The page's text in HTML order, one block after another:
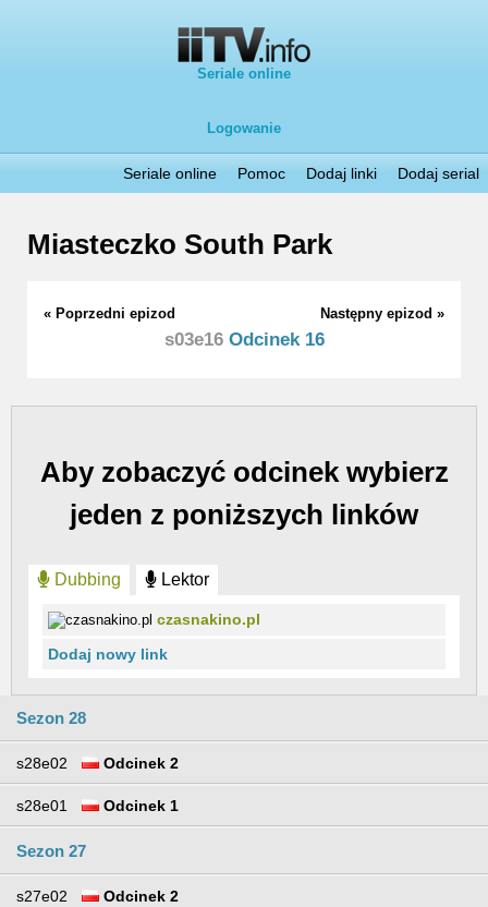
Seriale online
Logowanie
Seriale online Pomoc Dodaj linki Dodaj serial
Miasteczko South Park
« Poprzedni epizod Następny epizod »
s03e16Odcinek 16
Aby zobaczyć odcinek wybierz
jeden z poniższych linków
Dubbing Lektor
czasnakino.pl
Dodaj nowy link
Sezon 28
s28e02 Odcinek 2
s28e01 Odcinek 1
Sezon 27
s27e02 Odcinek 2